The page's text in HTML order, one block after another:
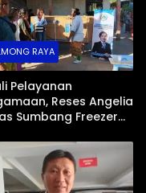
RAYA
Pelayanan
Reses Angelia
Sumbang Freezer
Bolmong